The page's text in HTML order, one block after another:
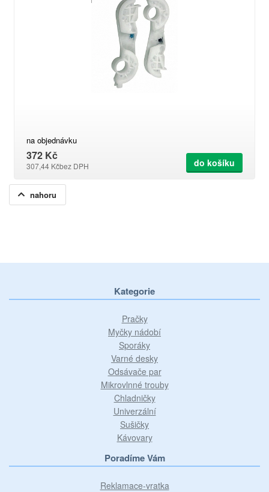
na objednávku
372 Kč
307,44 Kčbez DPH do košíku
nahoru
Kategorie
Pračky
Myčky nádobí
Sporáky
Varné desky
Odsávače par
Mikrovlnné trouby
Chladničky
Univerzální
Sušičky
Kávovary
Poradíme Vám
Reklamace-vratka